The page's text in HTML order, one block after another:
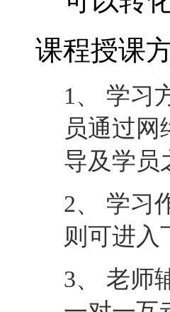
导及学
2、 学习
则可进入
3、 老师
一对一互
4、 完成
可完成课
联系我们